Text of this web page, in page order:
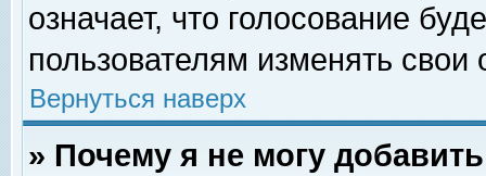
означает, что голосование
пользователям изменять свои
Вернуться наверх
» Почему я не могу